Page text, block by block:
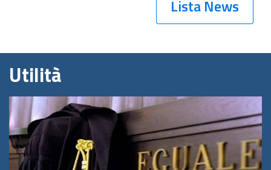
Lista News
Utilità